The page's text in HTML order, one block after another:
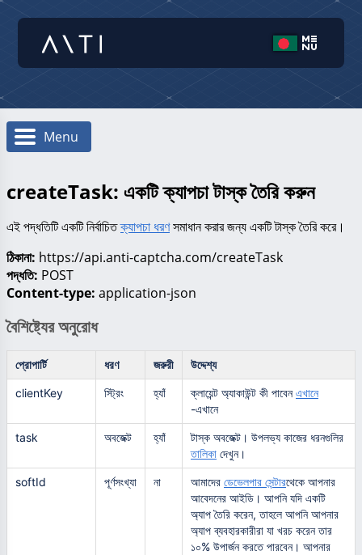
Menu
createTask: একটি ক্যাপচা টাস্ক তৈরি করুন
এই পদ্ধতিটি একটি নির্বাচিতক্যাপচা ধরণসমাধান করার জন্য একটি টাস্ক তৈরি করে।
ঠিকানা: https://api.anti-captcha.com/createTask
পদ্ধতি: POST
Content-type: application-json
বৈশিষ্ট্যের অনুরোধ
প্রোপার্টি ধরণ জরুরী উদ্দেশ্য
clientKey স্ট্রিং হ্যাঁ ক্লায়েন্ট অ্যাকাউন্ট কী পাবেনএখানে
-এখানে
task অবজেক্ট হ্যাঁ
টাস্ক অবজেক্ট। উপলভ্য কাজের ধরনগুলির
তালিকা দেখুন।
softId পূর্ণসংখ্যা না আমাদের ডেভেলপার সেন্টারথেকে আপনার
আবেদনের আইডি। আপনি যদি একটি
অ্যাপ তৈরি করেন, তাহলে আপনি আপনার
অ্যাপ ব্যবহারকারীরা যা খরচ করেন তার
১০% উপার্জন করতে পারবেন। আপনার